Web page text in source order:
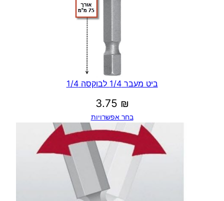
ביט מעבר 1/4 לבוקסה 1/4
3.75 ₪
בחר אפשרויות